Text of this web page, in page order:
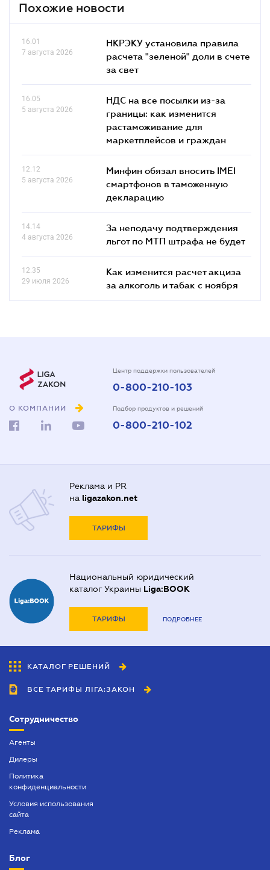
Похожие новости
16.01
7 августа 2026
НКРЭКУ установила правила
расчета "зеленой" доли в счете
за свет
16.05
5 августа 2026
НДС на все посылки из-за
границы: как изменится
растаможивание для
маркетплейсов и граждан
12.12
5 августа 2026
Минфин обязал вносить IMEI
смартфонов в таможенную
декларацию
14.14
4 августа 2026
За неподачу подтверждения
льгот по МТП штрафа не будет
12.35
29 июля 2026
Как изменится расчет акциза
за алкоголь и табак с ноября
О КОМПАНИИ
Центр поддержки пользователей
0-800-210-103
Подбор продуктов и решений
0-800-210-102
Реклама и PR
на ligazakon.net
ТАРИФЫ
Национальный юридический
каталог Украины Liga:BOOK
ТАРИФЫ ПОДРОБНЕЕ
КАТАЛОГ РЕШЕНИЙ
ВСЕ ТАРИФЫ ЛІГА:ЗАКОН
Сотрудничество
Агенты
Дилеры
Политика
конфиденциальности
Условия использования
сайта
Реклама
Блог